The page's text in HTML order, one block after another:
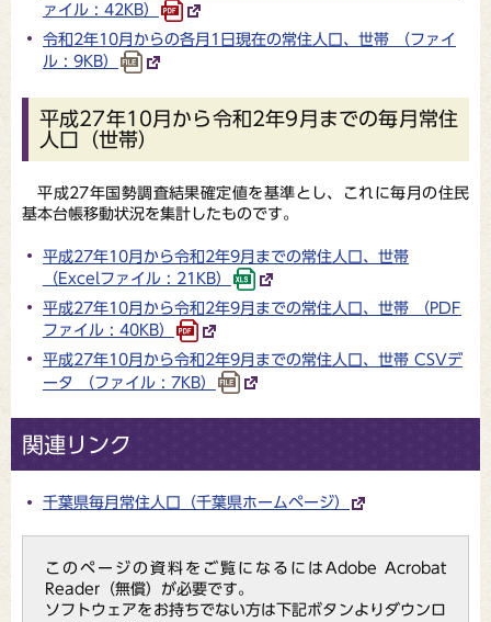
ァイル : 42KB）
令和2年10月からの各月1日現在の常住人口、世帯 （ファイ
ル : 9KB）
平成27年10月から令和2年9月までの毎月常住
人口（世帯）
平成27年国勢調査結果確定値を基準とし、これに毎月の住民
基本台帳移動状況を集計したものです。
平成27年10月から令和2年9月までの常住人口、世帯
（Excelファイル : 21KB）
平成27年10月から令和2年9月までの常住人口、世帯 （PDF
ファイル : 40KB）
平成27年10月から令和2年9月までの常住人口、世帯 CSVデ
ータ （ファイル : 7KB）
関連リンク
千葉県毎月常住人口（千葉県ホームページ）
このページの資料をご覧になるにはAdobe Acrobat
Reader（無償）が必要です。
ソフトウェアをお持ちでない方は下記ボタンよりダウンロ